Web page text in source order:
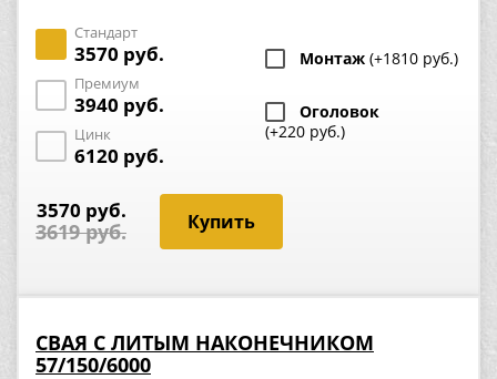
Стандарт
3570 руб.
Премиум
3940 руб.
Цинк
6120 руб.
Монтаж (+1810 руб.)
Оголовок
(+220 руб.)
3570 руб.
3619 руб.
СВАЯ С ЛИТЫМ НАКОНЕЧНИКОМ
57/150/6000